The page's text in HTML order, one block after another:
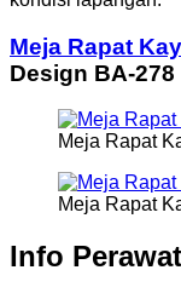
Meja Rapat
Design BA-278
Meja Rapat
Meja Rapat
Info